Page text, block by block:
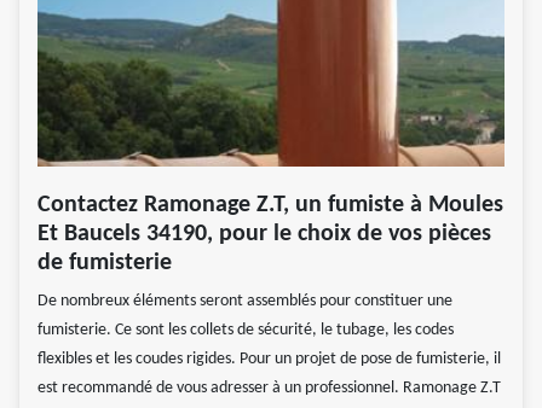
Contactez Ramonage Z.T, un fumiste à Moules
Et Baucels 34190, pour le choix de vos pièces
de fumisterie
De nombreux éléments seront assemblés pour constituer une
fumisterie. Ce sont les collets de sécurité, le tubage, les codes
flexibles et les coudes rigides. Pour un projet de pose de fumisterie, il
est recommandé de vous adresser à un professionnel. Ramonage Z.T